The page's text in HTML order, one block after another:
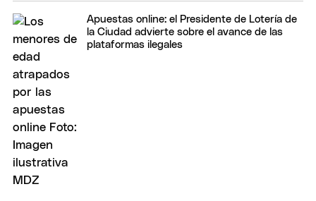
Apuestas online: el Presidente de Lotería de
la Ciudad advierte sobre el avance de las
plataformas ilegales